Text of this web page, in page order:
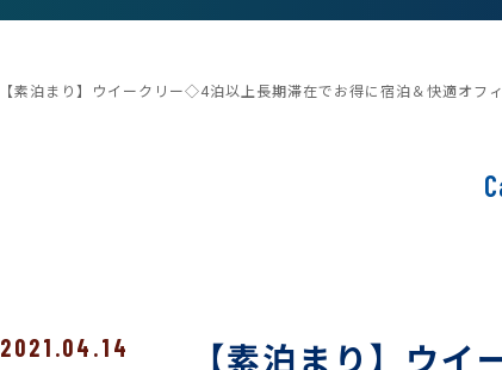
【素泊まり】ウイークリー◇4泊以上長期滞在でお得に宿泊＆快適オ
2021.04.14
【素泊まり】ウ